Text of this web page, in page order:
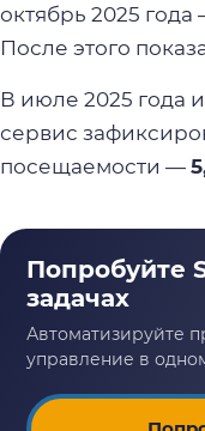
октябрь 2025 года
После этого
В июле 2025 года
сервис
посещаемости —